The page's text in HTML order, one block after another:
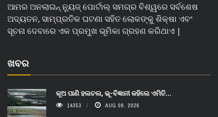
ଆମର ଅନଲାଇନ୍ ନ୍ୟୁଜ୍ ପୋର୍ଟାଲ୍ ସମଗ୍ର ବିଶ୍ୱରେ ସର୍ବଶେଷ
ଅଦ୍ୟତନ, ସାମ୍ପ୍ରତିକ ଘଟଣା ସହିତ ଲୋକଙ୍କୁ ଶିକ୍ଷା ଏବଂ
ସୂଚନା ଦେବାରେ ଏକ ପ୍ରମୁଖ ଭୂମିକା ଗ୍ରହଣ କରିଥାଏ |
ଖବର
କୂଅ ପାଣି ହଲଚଲ, ଭୂ-ବିଜ୍ଞାନୀ କହିଲେ ଏମିତି...
14353 AUG 09, 2026